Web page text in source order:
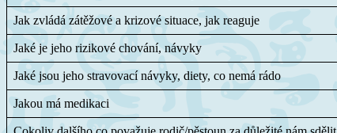
Jak zvládá zátěžové a krizové situace, jak reaguje
Jaké je jeho rizikové chování, návyky
Jaké jsou jeho stravovací návyky, diety, co nemá rádo
Jakou má medikaci